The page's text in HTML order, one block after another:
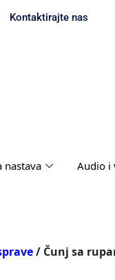
Kontaktirajte nas
nastava Audio i
/ Čunj sa